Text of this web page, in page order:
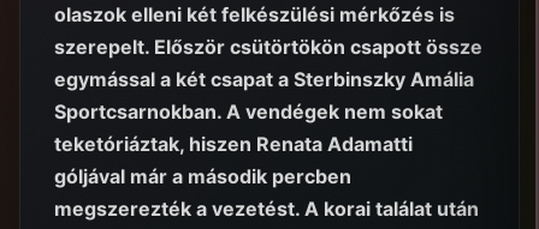
olaszok elleni két felkészülési mérkőzés is
szerepelt. Először csütörtökön csapott össze
egymással a két csapat a Sterbinszky Amália
Sportcsarnokban. A vendégek nem sokat
teketóriáztak, hiszen Renata Adamatti
góljával már a második percben
megszerezték a vezetést. A korai találat után